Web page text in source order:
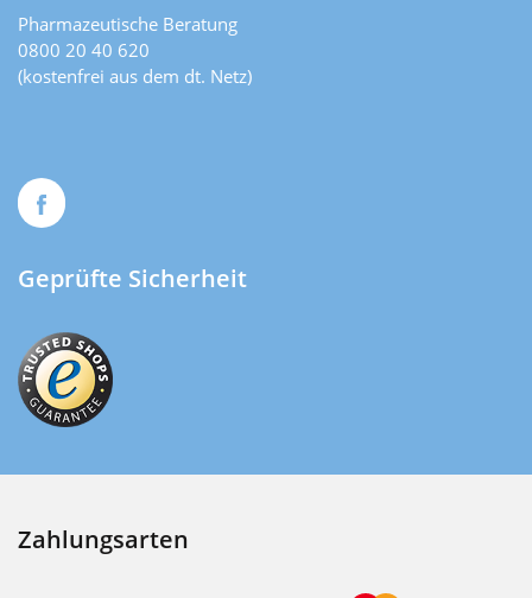
Pharmazeutische Beratung
0800 20 40 620
(kostenfrei aus dem dt. Netz)
Geprüfte Sicherheit
Zahlungsarten